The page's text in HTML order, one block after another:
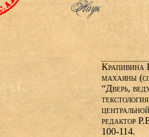
Крапивина
махаяны
“Дверь,
редактор
100-114.